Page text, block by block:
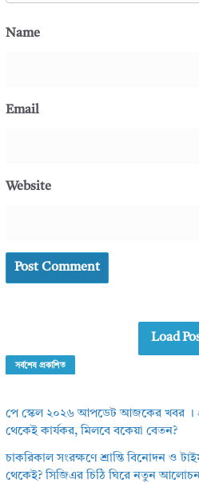
Name
Email
Website
Load
সর্বশেষ প্রকাশিত
পে স্কেল ২০২৬ আপডেট আজকের খবর ।
থেকেই কার্যকর, মিলবে বকেয়া বেতন?
চাকরিকাল সংরক্ষণে শ্রান্তি বিনোদন ও
থেকেই? সিজিএর চিঠি ঘিরে নতুন